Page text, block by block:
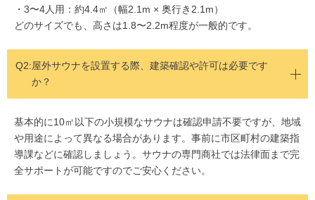
・3〜4人用：約4.4㎡（幅2.1m × 奥行き2.1m）
どのサイズでも、高さは1.8〜2.2m程度が一般的です。
Q2:屋外サウナを設置する際、建築確認や許可は必要です
か？
基本的に10㎡以下の小規模なサウナは確認申請不要ですが、地域
や用途によって異なる場合があります。事前に市区町村の建築指
導課などに確認しましょう。サウナの専門商社では法律面まで完
全サポートが可能ですのでご安心ください。